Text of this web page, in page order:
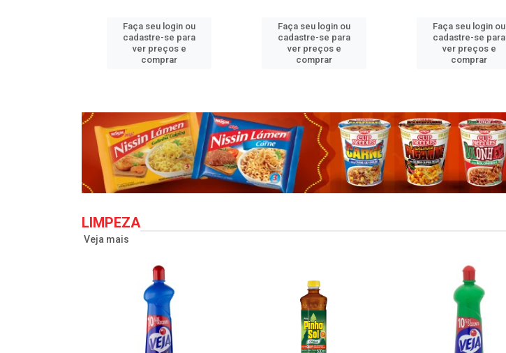
Faça seu login ou
cadastre-se para
ver preços e
comprar
Faça seu login ou
cadastre-se para
ver preços e
comprar
Faça seu login ou
cadastre-se para
ver preços e
comprar
LIMPEZA
Veja mais